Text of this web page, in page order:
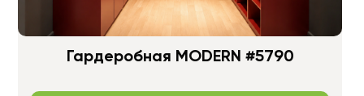
Гардеробная MODERN #5790